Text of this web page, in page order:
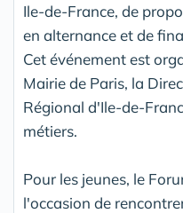
Ile-de-France, de
en alternance et de
Cet événement est
Mairie de Paris, la
Régional d'Ile-de-
métiers.
Pour les jeunes, le
l'occasion de